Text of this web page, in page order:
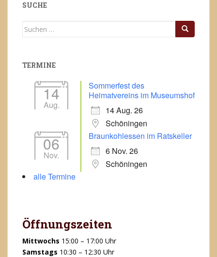
SUCHE
Suchen
TERMINE
14
Aug.
Sommerfest des
Heimatvereins im Museumshof
14 Aug. 26
Schöningen
06
Nov.
Braunkohlessen im Ratskeller
6 Nov. 26
Schöningen
alle Termine
Öffnungszeiten
Mittwochs 15:00 – 17:00 Uhr
Samstags 10:30 – 12:30 Uhr